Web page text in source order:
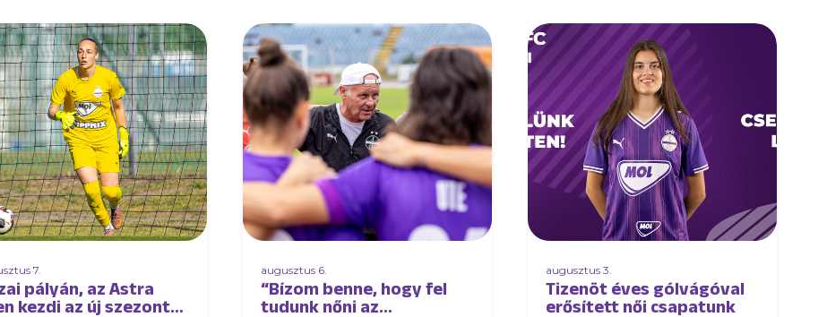
7.
pályán, az Astra
kezdi az új szezont
augusztus 6.
“Bízom benne, hogy fel
tudunk nőni az
augusztus 3.
Tizenöt éves gólvágóval
erősített női csapatunk